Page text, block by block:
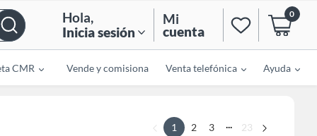
Hola,
Inicia sesión
Mi
cuenta
0
CMR Vende y comisiona Venta telefónica Ayuda
1 2 3 ... 23